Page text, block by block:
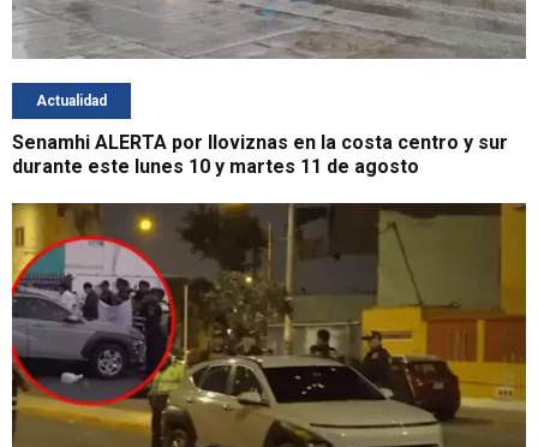
Actualidad
Senamhi ALERTA por lloviznas en la costa centro y sur
durante este lunes 10 y martes 11 de agosto